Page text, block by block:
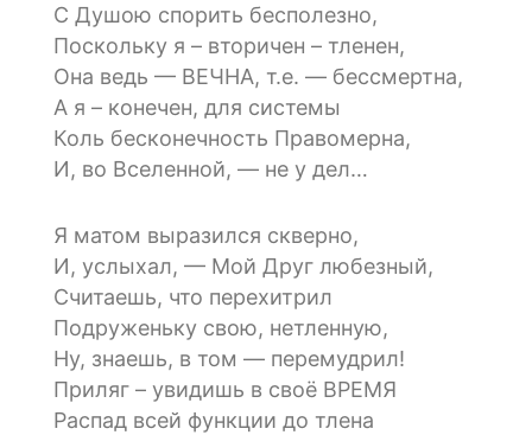
С Душою спорить бесполезно,
Поскольку я – вторичен – тленен,
Она ведь — ВЕЧНА, т.е. — бессмертна,
А я – конечен, для системы
Коль бесконечность Правомерна,
И, во Вселенной, — не у дел…
Я матом выразился скверно,
И, услыхал, — Мой Друг любезный,
Считаешь, что перехитрил
Подруженьку свою, нетленную,
Ну, знаешь, в том — перемудрил!
Приляг – увидишь в своё ВРЕМЯ
Распад всей функции до тлена